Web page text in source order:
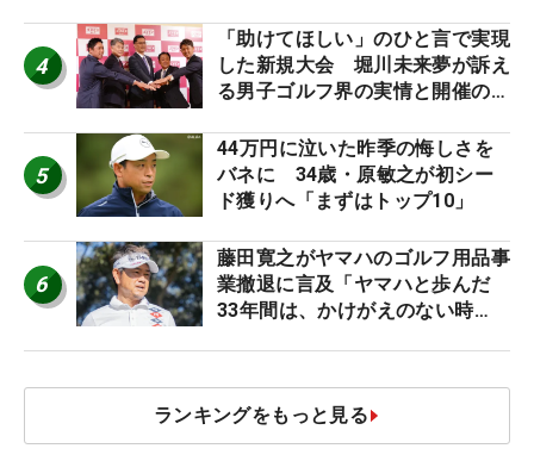
4
「助けてほしい」のひと言で実現
した新規大会 堀川未来夢が訴え
る男子ゴルフ界の実情と開催の舞
5
44万円に泣いた昨季の悔しさを
バネに 34歳・原敏之が初シー
ド獲りへ「まずはトップ10」
6
藤田寛之がヤマハのゴルフ用品事
業撤退に言及「ヤマハと歩んだ
33年間は、かけがえのない時
ランキングをもっと見る